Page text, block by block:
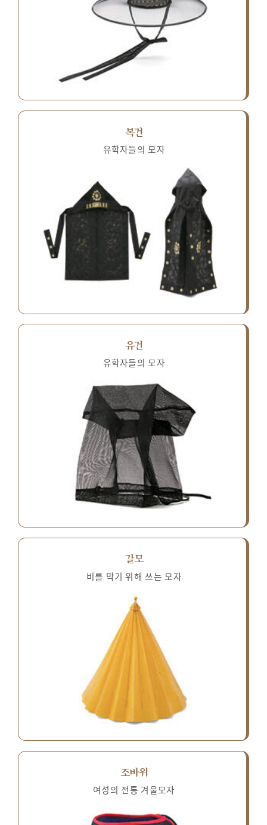
복건
유학자들의 모자
유건
유학자들의 모자
갈모
비를 막기 위해 쓰는 모자
조바위
여성의 전통 겨울모자